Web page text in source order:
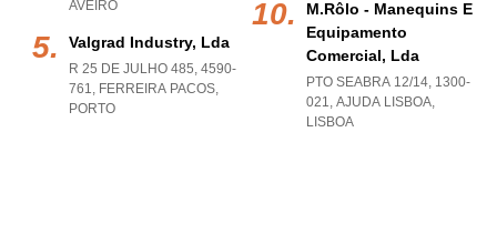
AVEIRO
Valgrad Industry, Lda
R 25 DE JULHO 485, 4590-
761, FERREIRA PACOS,
PORTO
M.rôlo - Manequins E
Equipamento
Comercial, Lda
PTO SEABRA 12/14, 1300-
021, AJUDA LISBOA,
LISBOA